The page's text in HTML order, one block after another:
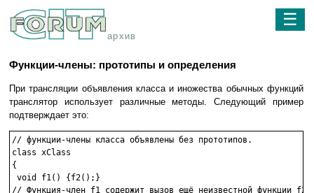
архив
☰
Функции-члены: прототипы и определения
При трансляции объявления класса и иножества обычных функций
транслятор использует различные методы. Следующий пример
подтверждает это:
// функции-члены класса объявлены без прототипов.
class xClass
{
void f1() {f2();}
// Функция-член f1 содержит вызов ещё неизвестной функции f2.